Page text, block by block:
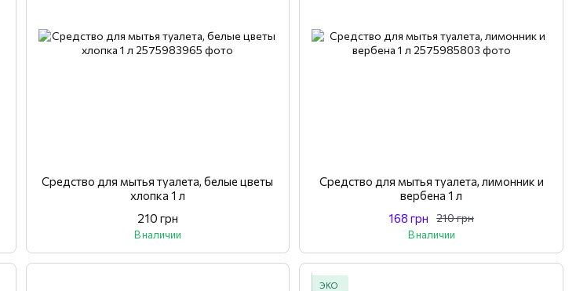
Средство для мытья туалета, белые цветы
хлопка 1 л
210 грн
В наличии
Средство для мытья туалета, лимонник и
вербена 1 л
210 грн
168 грн
В наличии
ЭКО